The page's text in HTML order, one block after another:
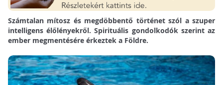
Számtalan mítosz és megdöbbentő történet szól a szuper
intelligens élőlényekről. Spirituális gondolkodók szerint az
ember megmentésére érkeztek a Földre.